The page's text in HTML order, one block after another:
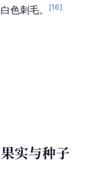
白色刺毛。
[16]
果实与种子